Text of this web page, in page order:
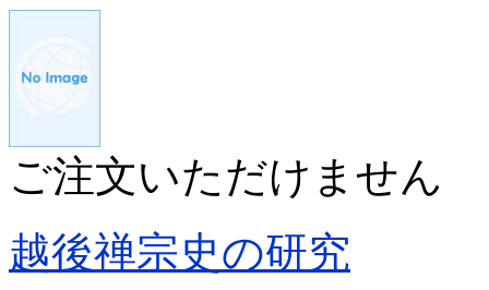
ご注文いただけません
越後禅宗史の研究